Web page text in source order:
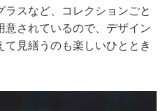
スなど、コレクションごと
意されているので、デザイン
見繕うのも楽しいひととき